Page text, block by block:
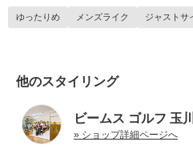
ゆったりめ メンズライク ジャストサ
他のスタイリング
ビームス ゴルフ 玉
» ショップ詳細ページへ